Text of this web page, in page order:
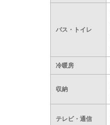
バス・トイレ
冷暖房
収納
テレビ・通信